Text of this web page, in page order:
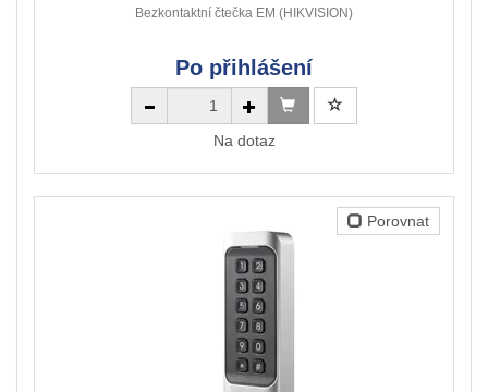
Bezkontaktní čtečka EM (HIKVISION)
Po přihlášení
Na dotaz
Porovnat